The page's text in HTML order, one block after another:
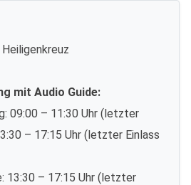
mit Audio Guide:
09:00 – 11:30 Uhr (letzter
– 17:15 Uhr (letzter Einlass
13:30 – 17:15 Uhr (letzter